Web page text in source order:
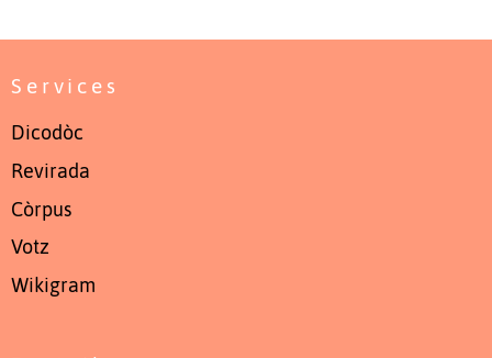
Services
Dicodòc
Revirada
Còrpus
Votz
Wikigram